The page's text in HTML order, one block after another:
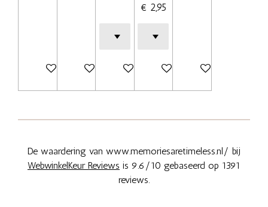
Bekijk detailsBekijk detailsIn winkelwagen
€ 2,95
In winkelwagenBekijk details
De waardering van www.memoriesaretimeless.nl/ bij
WebwinkelKeur Reviews is 9.6/10 gebaseerd op 1391
reviews.